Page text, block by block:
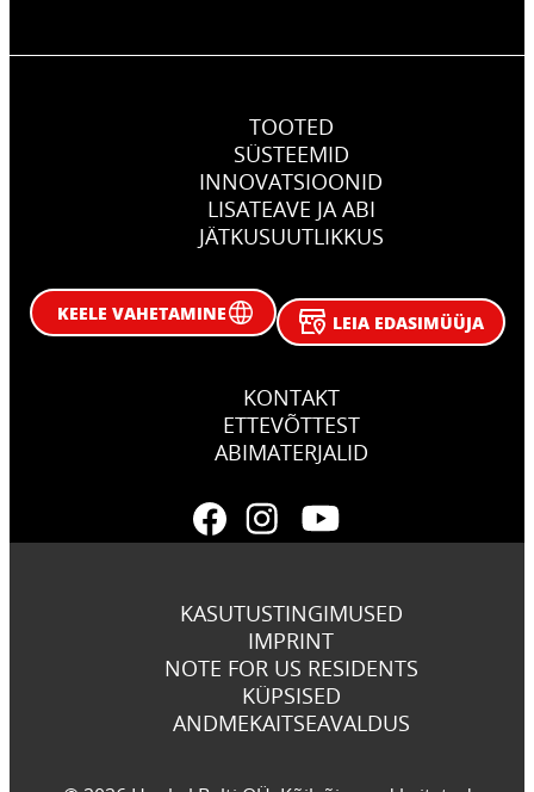
TOOTED
SÜSTEEMID
INNOVATSIOONID
LISATEAVE JA ABI
JÄTKUSUUTLIKKUS
KEELE VAHETAMINE LEIA EDASIMÜÜJA
KONTAKT
ETTEVÕTTEST
ABIMATERJALID
KASUTUSTINGIMUSED
IMPRINT
NOTE FOR US RESIDENTS
KÜPSISED
ANDMEKAITSEAVALDUS